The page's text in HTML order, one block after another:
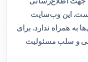
این وب‌سایت
به همراه ندارد. برای
و سلب مسئولیت